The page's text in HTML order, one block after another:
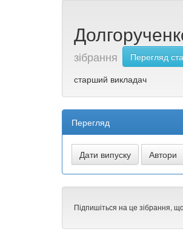
зібрання
Перегляд
старший викладач
Перегляд
Підпишіться на це зібрання,